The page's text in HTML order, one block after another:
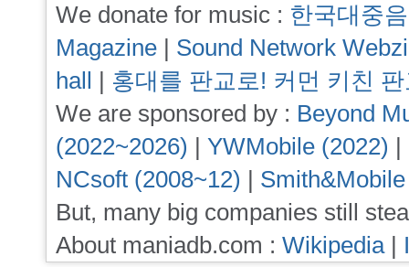
We donate for music : 한국대중
Magazine | Sound Network
hall | 홍대를 판교로! 커먼 키친
We are sponsored by : Beyond
(2022~2026) | YWMobile (2022) |
NCsoft (2008~12) |
But, many big companies still
About maniadb.com : Wikipedia|